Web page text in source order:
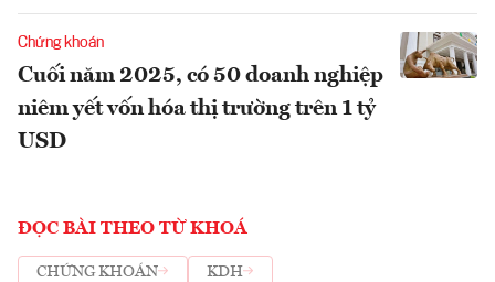
Chứng khoán
Cuối năm 2025, có 50 doanh nghiệp
niêm yết vốn hóa thị trường trên 1 tỷ
USD
ĐỌC BÀI THEO TỪ KHOÁ
CHỨNG KHOÁN
KDH